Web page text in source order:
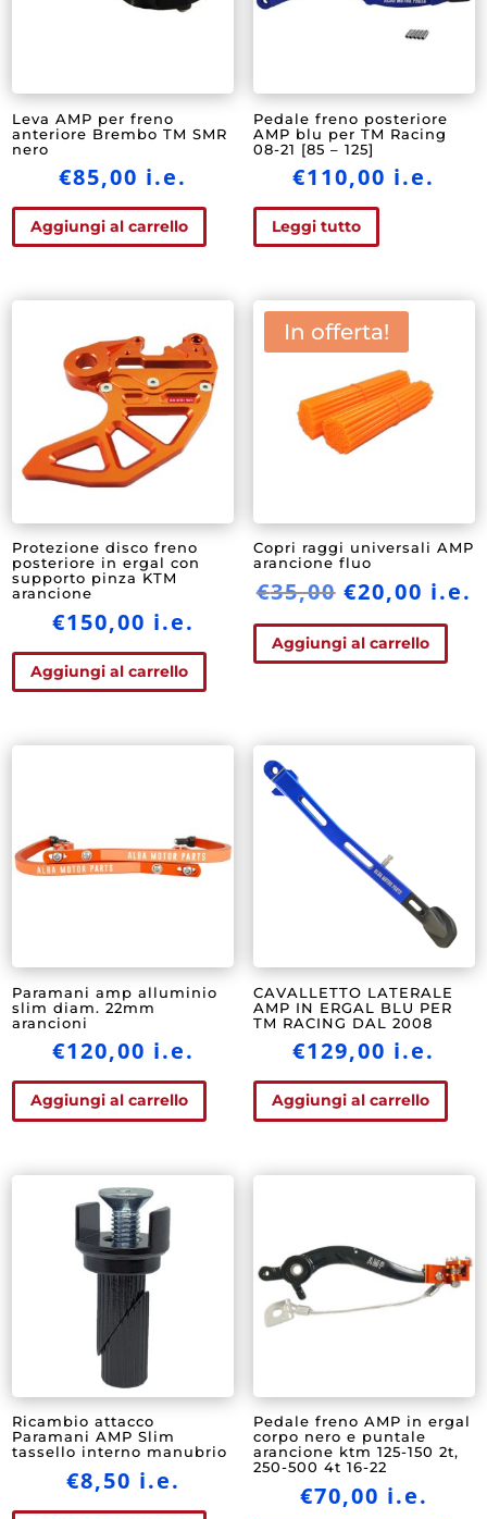
Leva AMP per freno
anteriore Brembo TM SMR
nero
€85,00 i.e.
Aggiungi al carrello
Pedale freno posteriore
AMP blu per TM Racing
08-21 [85 – 125]
€110,00 i.e.
Leggi tutto
Protezione disco freno
posteriore in ergal con
supporto pinza KTM
arancione
€150,00 i.e.
Aggiungi al carrello
In offerta!
Copri raggi universali AMP
arancione fluo
€35,00 Il
prezzo
originale
€20,00 Ili.e.
Aggiungi al carrello
Paramani amp alluminio
slim diam. 22mm
arancioni
€120,00 i.e.
Aggiungi al carrello
CAVALLETTO LATERALE
AMP IN ERGAL BLU PER
TM RACING DAL 2008
€129,00 i.e.
Aggiungi al carrello
Ricambio attacco
Paramani AMP Slim
tassello interno manubrio
€8,50 i.e.
Pedale freno AMP in ergal
corpo nero e puntale
arancione ktm 125-150 2t,
250-500 4t 16-22
€70,00 i.e.